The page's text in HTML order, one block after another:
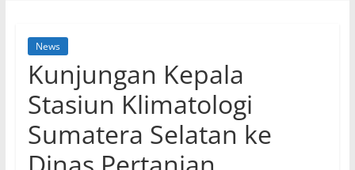
Koordinator
BMKG
Sumatera
Selatan
News
Kunjungan Kepala
Stasiun Klimatologi
Sumatera Selatan ke